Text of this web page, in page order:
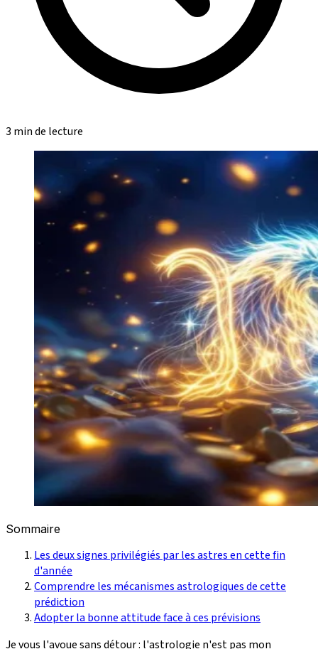
3 min de lecture
Sommaire
Les deux signes privilégiés par les astres en cette fin
d'année
Comprendre les mécanismes astrologiques de cette
prédiction
Adopter la bonne attitude face à ces prévisions
Je vous l'avoue sans détour : l'astrologie n'est pas mon